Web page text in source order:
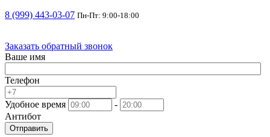
8 (999) 443-03-07 Пн-Пт: 9:00-18:00
Заказать обратный звонок
Ваше имя
Телефон
Удобное время
-
Антибот
Отправить